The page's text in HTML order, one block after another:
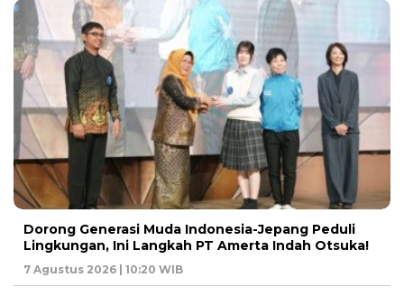
Dorong Generasi Muda Indonesia-Jepang Peduli
Lingkungan, Ini Langkah PT Amerta Indah Otsuka!
7 Agustus 2026 | 10:20 WIB